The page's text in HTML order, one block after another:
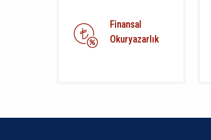
Finansal
Okuryazarlık